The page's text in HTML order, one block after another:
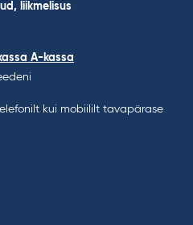
liikmelisus
A-kassa
kui mobiililt tavapärase